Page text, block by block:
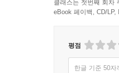
클래스는 첫번째 회차
eBook 페이백, CD/
평점
한글 기준 50자